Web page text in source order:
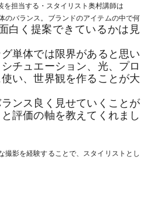
を担当する・スタイリスト奥村講師は
のバランス。ブランドのアイテムの中で何
白く提案できているかは見
単体では限界があると思い
チュエーション、光、プロ
い、世界観を作ることが大
ンス良く見せていくことが
評価の軸を教えてくれまし
撮影を経験することで、スタイリストとし